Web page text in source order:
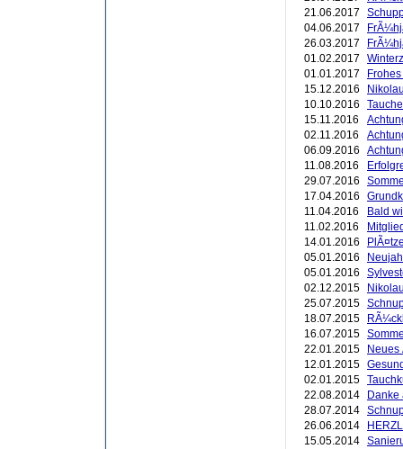
21.06.2017
04.06.2017
26.03.2017
01.02.2017
01.01.2017
15.12.2016
10.10.2016
15.11.2016
02.11.2016
06.09.2016
11.08.2016
29.07.2016
17.04.2016
11.04.2016
Bald
11.02.2016
14.01.2016
05.01.2016
05.01.2016
02.12.2015
25.07.2015
18.07.2015
16.07.2015
22.01.2015
12.01.2015
02.01.2015
22.08.2014
Danke
28.07.2014
26.06.2014
15.05.2014